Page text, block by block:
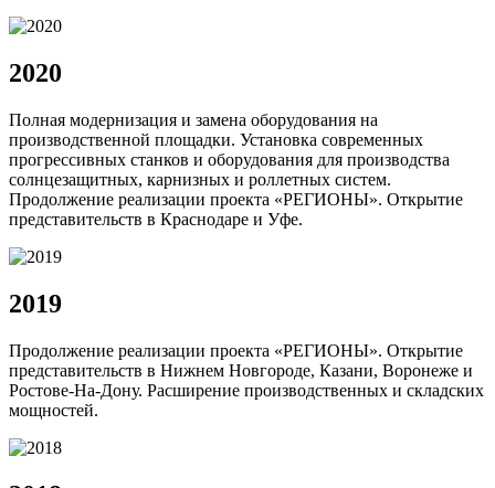
2020
Полная модернизация и замена оборудования на
производственной площадки. Установка современных
прогрессивных станков и оборудования для производства
солнцезащитных, карнизных и роллетных систем.
Продолжение реализации проекта «РЕГИОНЫ». Открытие
представительств в Краснодаре и Уфе.
2019
Продолжение реализации проекта «РЕГИОНЫ». Открытие
представительств в Нижнем Новгороде, Казани, Воронеже и
Ростове-На-Дону. Расширение производственных и складских
мощностей.